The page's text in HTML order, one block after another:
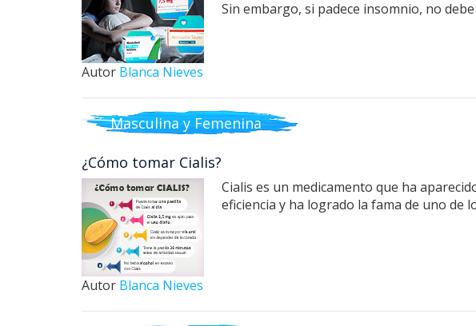
Sin embargo, si padece insomnio, no
Autor Blanca Nieves
Masculina y Femenina
¿Cómo tomar Cialis?
Cialis es un medicamento que ha
eficiencia y ha logrado la fama de uno de
Autor Blanca Nieves